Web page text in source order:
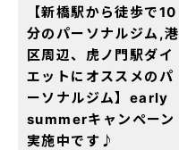
【新橋駅から徒歩で10
分のパーソナルジム,港
区周辺、虎ノ門駅ダイ
エットにオススメのパ
ーソナルジム】early
summerキャンペーン
実施中です♪